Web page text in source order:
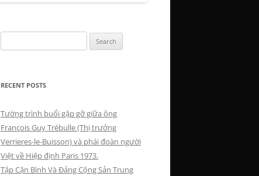
for:
RECENT POSTS
Tường trình buổi gặp gỡ giữa ông
François Guy Trébulle (Thị trưởng
Verrieres-le-Buisson) và phái đoàn người
Việt về Hiệp định Paris 1973.
Tập Cận Bình Và Đảng Cộng Sản Trung